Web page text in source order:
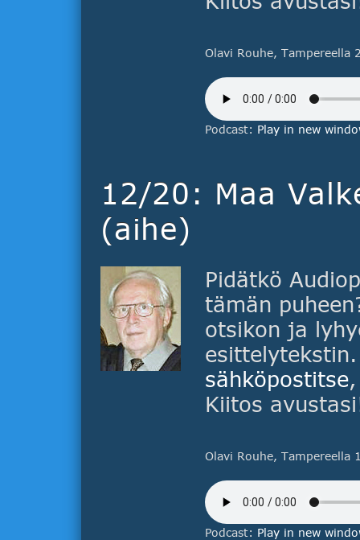
Olavi Rouhe, Tampereella
Podcast: Play in new
12/20: Maa
(aihe)
Pidätkö
tämän
otsikon ja
sähköpostitse
Kiitos
Olavi Rouhe, Tampereella
Podcast: Play in new